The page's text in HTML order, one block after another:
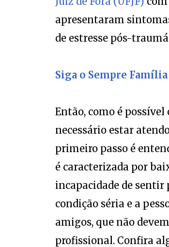
apresentaram
de estresse pós-
Siga o Sempre
Então, como é possível
necessário estar
primeiro passo é
é caracterizada por
incapacidade de sentir
condição séria e a
amigos, que não
profissional. Confira